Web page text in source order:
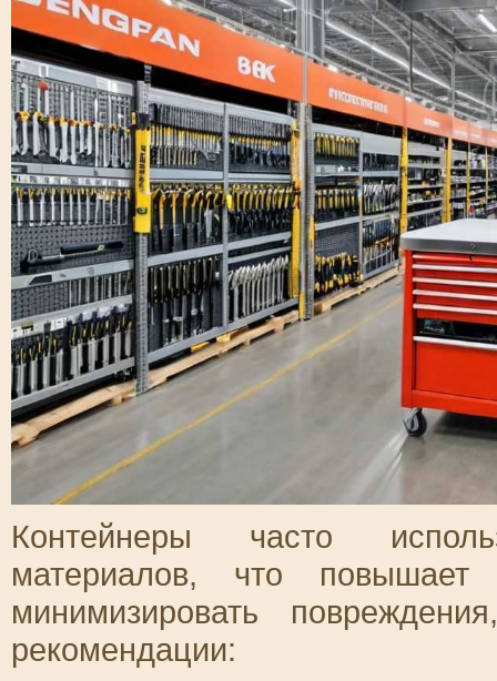
Контейнеры часто
материалов, что
минимизировать
рекомендации: